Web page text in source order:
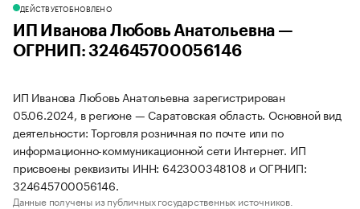
ДЕЙСТВУЕТОБНОВЛЕНО
ИП Иванова Любовь Анатольевна —
ОГРНИП: 324645700056146
ИП Иванова Любовь Анатольевна зарегистрирован
05.06.2024, в регионе — Саратовская область. Основной вид
деятельности: Торговля розничная по почте или по
информационно-коммуникационной сети Интернет. ИП
присвоены реквизиты ИНН: 642300348108 и ОГРНИП:
324645700056146.
Данные получены из публичных государственных источников.